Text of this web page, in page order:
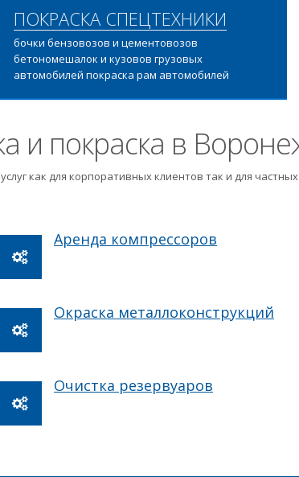
ПОКРАСКА СПЕЦТЕХНИКИ
бочки бензовозов и цементовозов
бетономешалок и кузовов грузовых
автомобилей покраска рам автомобилей
и покраска в
как для корпоративных клиентов так и для
Аренда компрессоров
Окраска металлоконструкций
Очистка резервуаров